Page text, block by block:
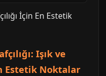
Işık ve
Estetik Noktalar